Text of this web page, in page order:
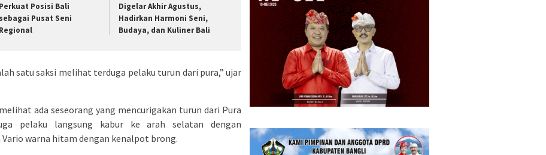
Perkuat Posisi Bali
sebagai Pusat Seni
Regional
Digelar Akhir Agustus,
Hadirkan Harmoni Seni,
Budaya, dan Kuliner Bali
satu saksi melihat terduga pelaku turun dari pura,” ujar
ada seseorang yang mencurigakan turun dari Pura
pelaku langsung kabur ke arah selatan dengan
warna hitam dengan kenalpot brong.